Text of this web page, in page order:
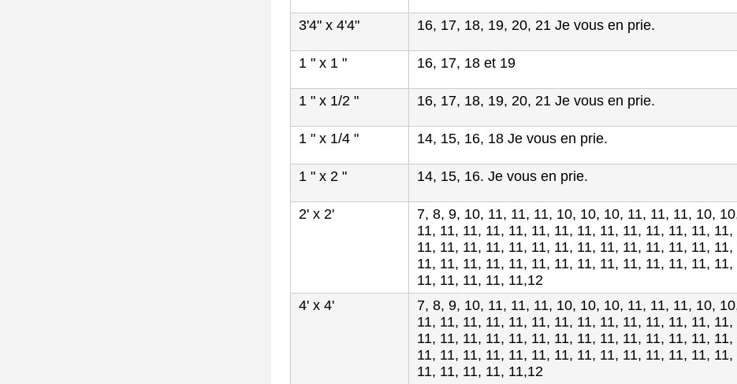
3'4" x 4'4" 16, 17, 18, 19, 20, 21 Je vous en prie.
1 " x 1 " 16, 17, 18 et 19
1 " x 1/2 " 16, 17, 18, 19, 20, 21 Je vous en prie.
1 " x 1/4 " 14, 15, 16, 18 Je vous en prie.
1 " x 2 " 14, 15, 16. Je vous en prie.
2' x 2'
7, 8, 9, 10, 11, 11, 11, 10, 10, 10, 11, 11, 11, 10,
11, 11, 11, 11, 11, 11, 11, 11, 11, 11, 11, 11, 11, 11,
11, 11, 11, 11, 11, 11, 11, 11, 11, 11, 11, 11, 11, 11,
11, 11, 11, 11, 11, 11, 11, 11, 11, 11, 11, 11, 11, 11,
11, 11, 11, 11, 11,12
4' x 4'
7, 8, 9, 10, 11, 11, 11, 10, 10, 10, 11, 11, 11, 10,
11, 11, 11, 11, 11, 11, 11, 11, 11, 11, 11, 11, 11, 11,
11, 11, 11, 11, 11, 11, 11, 11, 11, 11, 11, 11, 11, 11,
11, 11, 11, 11, 11, 11, 11, 11, 11, 11, 11, 11, 11, 11,
11, 11, 11, 11, 11,12